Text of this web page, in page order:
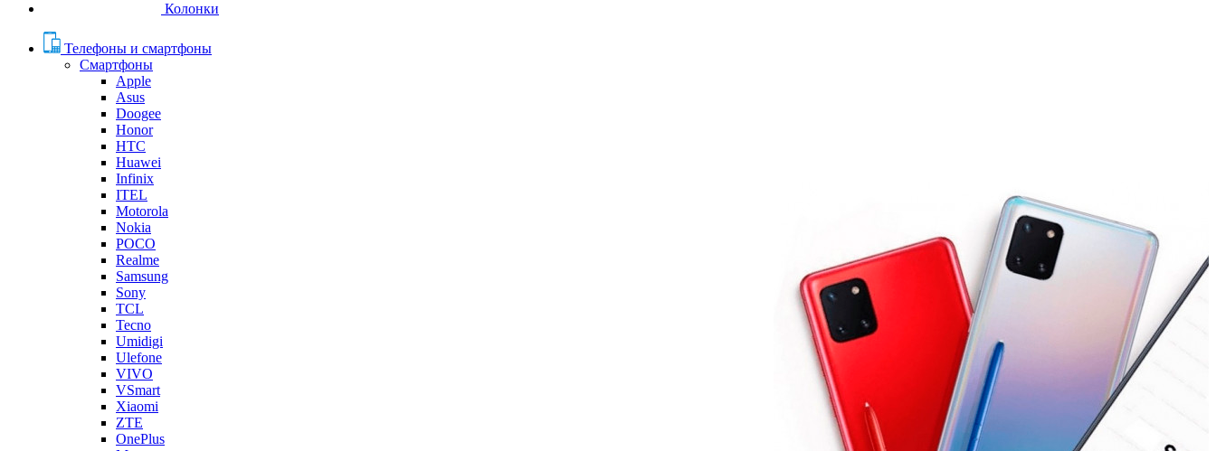
Колонки
Телефоны и смартфоны
Смартфоны
Apple
Asus
Doogee
Honor
HTC
Huawei
Infinix
ITEL
Motorola
Nokia
POCO
Realme
Samsung
Sony
TCL
Tecno
Umidigi
Ulefone
VIVO
VSmart
Xiaomi
ZTE
OnePlus